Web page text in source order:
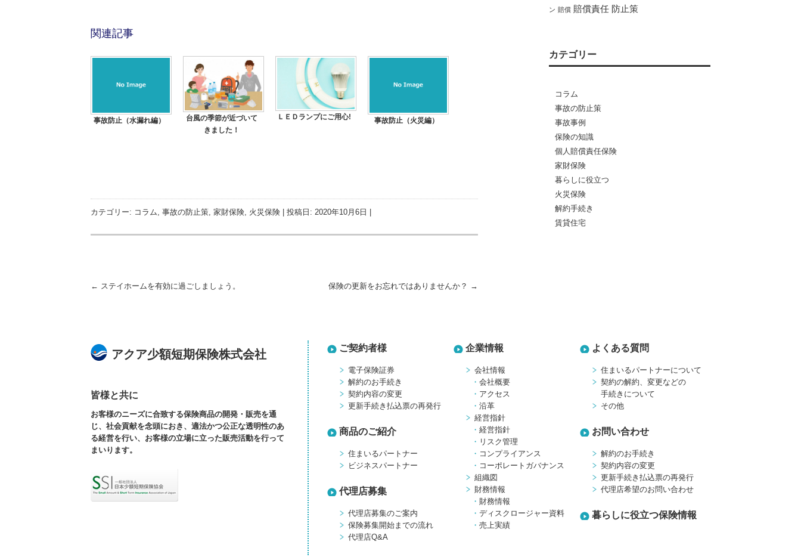
関連記事
事故防止（水漏れ編）
台風の季節が近づいて
きました！
ＬＥＤランプにご用心! 事故防止（火災編）
カテゴリー: コラム, 事故の防止策, 家財保険, 火災保険 | 投稿日: 2020年10月6日
投稿ナビゲーション
← ステイホームを有効に過ごしましょう。 保険の更新をお忘れではありませんか？ →
ン 賠償 賠償責任 防止策
カテゴリー
コラム
事故の防止策
事故事例
保険の知識
個人賠償責任保険
家財保険
暮らしに役立つ
火災保険
解約手続き
賃貸住宅
アクア少額短期保険株式会社
皆様と共に
お客様のニーズに合致する保険商品の開発・販売を通
じ、社会貢献を念頭におき、適法かつ公正な透明性のあ
る経営を行い、お客様の立場に立った販売活動を行って
まいります。
ご契約者様
電子保険証券
解約のお手続き
契約内容の変更
更新手続き払込票の再発行
商品のご紹介
住まいるパートナー
ビジネスパートナー
代理店募集
代理店募集のご案内
保険募集開始までの流れ
代理店Q&A
企業情報
会社情報
会社概要
アクセス
沿革
経営指針
経営指針
リスク管理
コンプライアンス
コーポレートガバナンス
組織図
財務情報
財務情報
ディスクロージャー資料
売上実績
よくある質問
住まいるパートナーについて
契約の解約、変更などの
手続きについて
その他
お問い合わせ
解約のお手続き
契約内容の変更
更新手続き払込票の再発行
代理店希望のお問い合わせ
暮らしに役立つ保険情報